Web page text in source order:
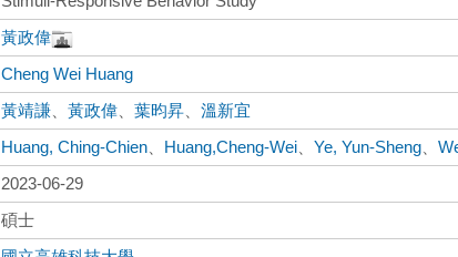
黃政偉
Cheng Wei Huang
黃靖謙 、黃政偉 、葉昀昇 、溫新宜
Huang, Ching-Chien Huang,Cheng-Wei 、Ye, Yun-Sheng 、
2023-06-29
碩士